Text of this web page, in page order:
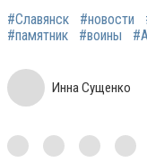
#Славянск #новости
#памятник
#воины
Инна Сущенко